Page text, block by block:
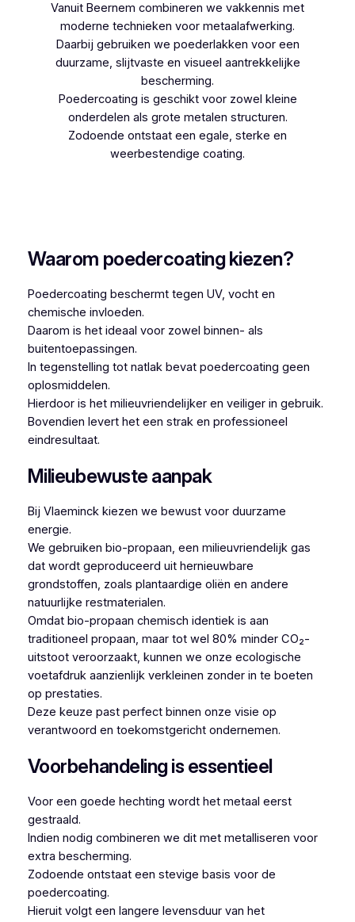
Vanuit Beernem combineren we vakkennis met
moderne technieken voor metaalafwerking.
Daarbij gebruiken we poederlakken voor een
duurzame, slijtvaste en visueel aantrekkelijke
bescherming.
Poedercoating is geschikt voor zowel kleine
onderdelen als grote metalen structuren.
Zodoende ontstaat een egale, sterke en
weerbestendige coating.
Waarom poedercoating kiezen?
Poedercoating beschermt tegen UV, vocht en
chemische invloeden.
Daarom is het ideaal voor zowel binnen- als
buitentoepassingen.
In tegenstelling tot natlak bevat poedercoating geen
oplosmiddelen.
Hierdoor is het milieuvriendelijker en veiliger in gebruik.
Bovendien levert het een strak en professioneel
eindresultaat.
Milieubewuste aanpak
Bij Vlaeminck kiezen we bewust voor duurzame
energie.
We gebruiken bio-propaan, een milieuvriendelijk gas
dat wordt geproduceerd uit hernieuwbare
grondstoffen, zoals plantaardige oliën en andere
natuurlijke restmaterialen.
Omdat bio-propaan chemisch identiek is aan
traditioneel propaan, maar tot wel 80% minder CO₂-
uitstoot veroorzaakt, kunnen we onze ecologische
voetafdruk aanzienlijk verkleinen zonder in te boeten
op prestaties.
Deze keuze past perfect binnen onze visie op
verantwoord en toekomstgericht ondernemen.
Voorbehandeling is essentieel
Voor een goede hechting wordt het metaal eerst
gestraald.
Indien nodig combineren we dit met metalliseren voor
extra bescherming.
Zodoende ontstaat een stevige basis voor de
poedercoating.
Hieruit volgt een langere levensduur van het